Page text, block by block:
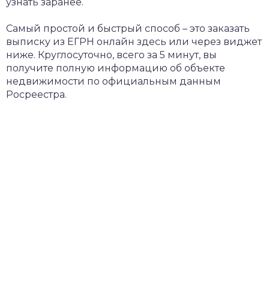
Самый простой и быстрый способ – это заказать
выписку из ЕГРН онлайн здесь или через виджет
ниже. Круглосуточно, всего за 5 минут, вы
получите полную информацию об объекте
недвижимости по официальным данным
Росреестра.